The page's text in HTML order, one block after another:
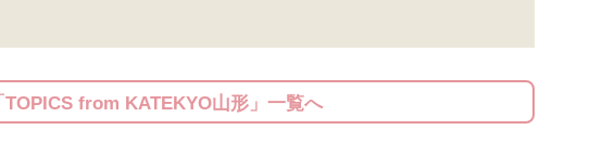
TOPICS from KATEKYO山形」一覧へ